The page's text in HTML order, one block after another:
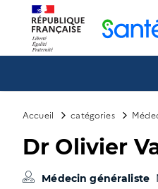
Accueil catégories
Dr Olivier
Médecin généraliste
Panneau de gestion des cookies